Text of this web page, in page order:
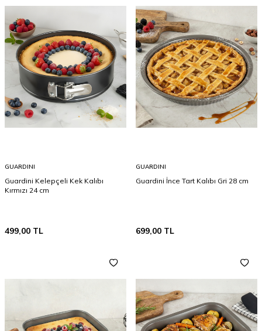
GUARDINI
Guardini Kelepçeli Kek Kalıbı
Kırmızı 24 cm
499,00 TL
GUARDINI
Guardini İnce Tart Kalıbı Gri 28 cm
699,00 TL